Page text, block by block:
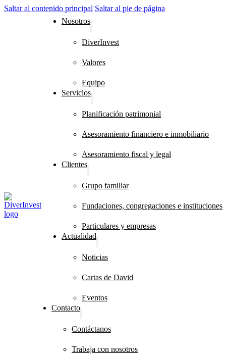
Saltar al contenido principal Saltar al pie de página
Nosotros
DiverInvest
Valores
Equipo
Servicios
Planificación patrimonial
Asesoramiento financiero e inmobiliario
Asesoramiento fiscal y legal
Clientes
Grupo familiar
Fundaciones, congregaciones e instituciones
Particulares y empresas
Actualidad
Noticias
Cartas de David
Eventos
Contacto
Contáctanos
Trabaja con nosotros